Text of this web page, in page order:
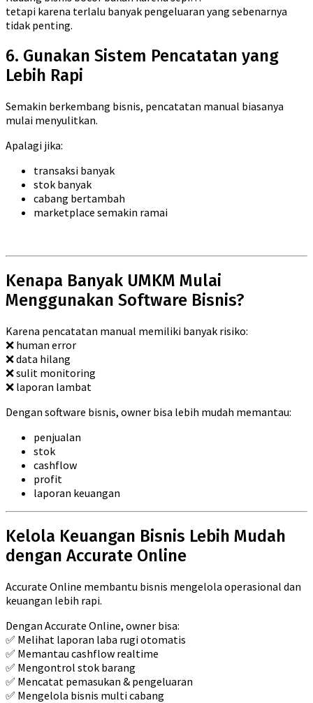
tetapi karena terlalu banyak pengeluaran yang sebenarnya
tidak penting.
6. Gunakan Sistem Pencatatan yang
Lebih Rapi
Semakin berkembang bisnis, pencatatan manual biasanya
mulai menyulitkan.
Apalagi jika:
transaksi banyak
stok banyak
cabang bertambah
marketplace semakin ramai
Kenapa Banyak UMKM Mulai
Menggunakan Software Bisnis?
Karena pencatatan manual memiliki banyak risiko:
❌ human error
❌ data hilang
❌ sulit monitoring
❌ laporan lambat
Dengan software bisnis, owner bisa lebih mudah memantau:
penjualan
stok
cashflow
profit
laporan keuangan
Kelola Keuangan Bisnis Lebih Mudah
dengan Accurate Online
Accurate Online membantu bisnis mengelola operasional dan
keuangan lebih rapi.
Dengan Accurate Online, owner bisa:
✅ Melihat laporan laba rugi otomatis
✅ Memantau cashflow realtime
✅ Mengontrol stok barang
✅ Mencatat pemasukan & pengeluaran
✅ Mengelola bisnis multi cabang